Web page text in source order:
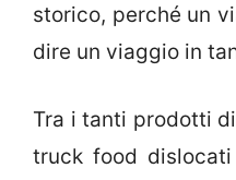
storico, perché un
dire un viaggio in
Tra i tanti prodotti
truck food